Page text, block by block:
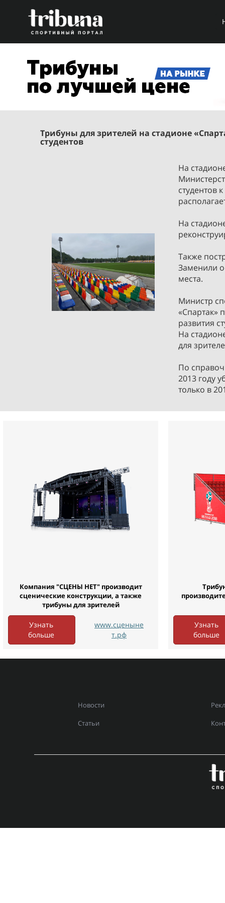
Трибуны для зрителей на стадионе
студентов
На
студентов
На
Также
Заменили
места.
Министр
«Спартак»
развития
На
для
По
2013 году
только в
Компания "СЦЕНЫ НЕТ" производит
сценические конструкции, а также
трибуны для зрителей
Узнать
больше
www.сценыне
т.рф
Узнать
больше
Новости
Статьи